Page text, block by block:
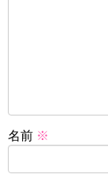
名前 ※